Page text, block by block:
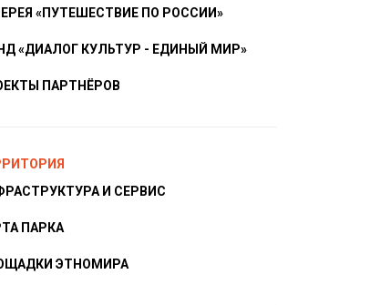
«ПУТЕШЕСТВИЕ ПО РОССИИ»
«ДИАЛОГ КУЛЬТУР - ЕДИНЫЙ МИР»
ПАРТНЁРОВ
И СЕРВИС
ПАРКА
ЭТНОМИРА